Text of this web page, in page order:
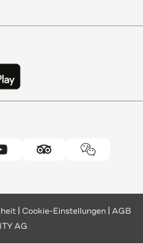
Cookie-Einstellungen AGB
AG